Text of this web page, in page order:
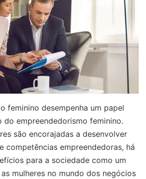
feminino desempenha um papel
do empreendedorismo feminino.
são encorajadas a desenvolver
competências empreendedoras, há
para a sociedade como um
mulheres no mundo dos negócios